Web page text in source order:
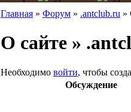
Главная » Форум » .antclub.ru »
О сайте »
Необходимо войти, чтобы
Обсуждение